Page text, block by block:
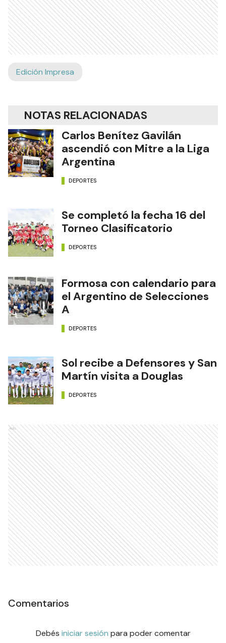
Edición Impresa
NOTAS RELACIONADAS
Carlos Benítez Gavilán
ascendió con Mitre a la Liga
Argentina
DEPORTES
Se completó la fecha 16 del
Torneo Clasificatorio
DEPORTES
Formosa con calendario para
el Argentino de Selecciones
A
DEPORTES
Sol recibe a Defensores y San
Martín visita a Douglas
DEPORTES
Ads
Comentarios
Debés iniciar sesión para poder comentar